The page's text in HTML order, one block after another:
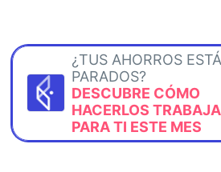
¿TUS AHORROS
PARADOS?
DESCUBRE CÓMO
HACERLOS
PARA TI ESTE MES